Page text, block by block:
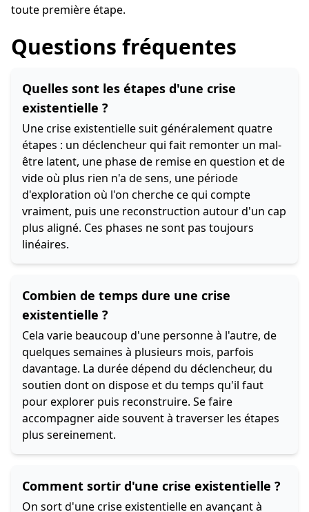
toute première étape.
Questions fréquentes
Quelles sont les étapes d'une crise
existentielle ?
Une crise existentielle suit généralement quatre
étapes : un déclencheur qui fait remonter un mal-
être latent, une phase de remise en question et de
vide où plus rien n'a de sens, une période
d'exploration où l'on cherche ce qui compte
vraiment, puis une reconstruction autour d'un cap
plus aligné. Ces phases ne sont pas toujours
linéaires.
Combien de temps dure une crise
existentielle ?
Cela varie beaucoup d'une personne à l'autre, de
quelques semaines à plusieurs mois, parfois
davantage. La durée dépend du déclencheur, du
soutien dont on dispose et du temps qu'il faut
pour explorer puis reconstruire. Se faire
accompagner aide souvent à traverser les étapes
plus sereinement.
Comment sortir d'une crise existentielle ?
On sort d'une crise existentielle en avançant à